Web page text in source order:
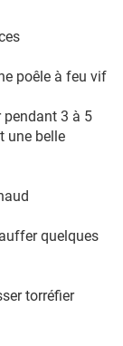
poêle à feu vif
pendant 3 à 5
une belle
quelques
torréfier